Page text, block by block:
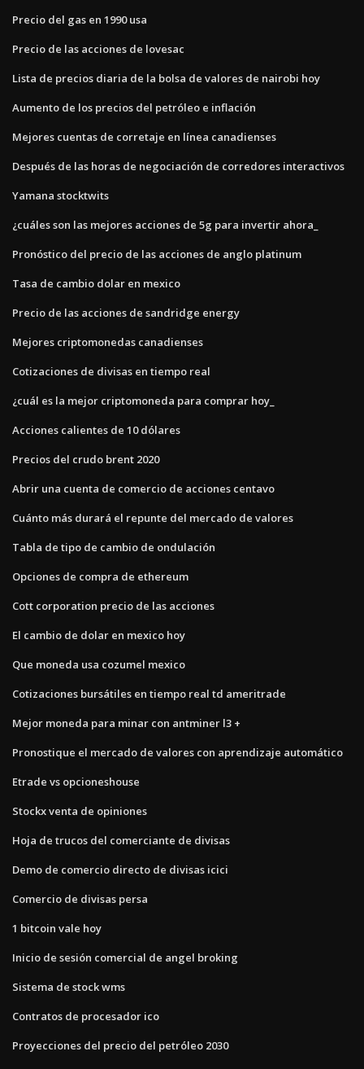
Precio del gas en 1990 usa
Precio de las acciones de lovesac
Lista de precios diaria de la bolsa de valores de nairobi hoy
Aumento de los precios del petróleo e inflación
Mejores cuentas de corretaje en línea canadienses
Después de las horas de negociación de corredores interactivos
Yamana stocktwits
¿cuáles son las mejores acciones de 5g para invertir ahora_
Pronóstico del precio de las acciones de anglo platinum
Tasa de cambio dolar en mexico
Precio de las acciones de sandridge energy
Mejores criptomonedas canadienses
Cotizaciones de divisas en tiempo real
¿cuál es la mejor criptomoneda para comprar hoy_
Acciones calientes de 10 dólares
Precios del crudo brent 2020
Abrir una cuenta de comercio de acciones centavo
Cuánto más durará el repunte del mercado de valores
Tabla de tipo de cambio de ondulación
Opciones de compra de ethereum
Cott corporation precio de las acciones
El cambio de dolar en mexico hoy
Que moneda usa cozumel mexico
Cotizaciones bursátiles en tiempo real td ameritrade
Mejor moneda para minar con antminer l3 +
Pronostique el mercado de valores con aprendizaje automático
Etrade vs opcioneshouse
Stockx venta de opiniones
Hoja de trucos del comerciante de divisas
Demo de comercio directo de divisas icici
Comercio de divisas persa
1 bitcoin vale hoy
Inicio de sesión comercial de angel broking
Sistema de stock wms
Contratos de procesador ico
Proyecciones del precio del petróleo 2030